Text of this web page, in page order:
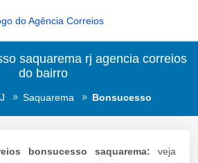
saquarema rj agencia correios
do bairro
Saquarema Bonsucesso
bonsucesso saquarema: veja